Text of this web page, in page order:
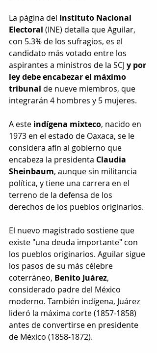
La página del Instituto Nacional
Electoral (INE) detalla que Aguilar,
con 5.3% de los sufragios, es el
candidato más votado entre los
aspirantes a ministros de la SCJ y por
ley debe encabezar el máximo
tribunal de nueve miembros, que
integrarán 4 hombres y 5 mujeres.
A este indígena mixteco, nacido en
1973 en el estado de Oaxaca, se le
considera afín al gobierno que
encabeza la presidenta Claudia
Sheinbaum, aunque sin militancia
política, y tiene una carrera en el
terreno de la defensa de los
derechos de los pueblos originarios.
El nuevo magistrado sostiene que
existe "una deuda importante" con
los pueblos originarios. Aguilar sigue
los pasos de su más célebre
coterráneo, Benito Juárez,
considerado padre del México
moderno. También indígena, Juárez
lideró la máxima corte (1857-1858)
antes de convertirse en presidente
de México (1858-1872).